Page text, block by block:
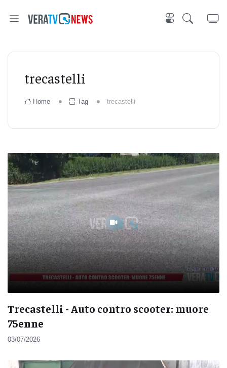
trecastelli
Home Tag trecastelli
Trecastelli - Auto contro scooter: muore
75enne
03/07/2026